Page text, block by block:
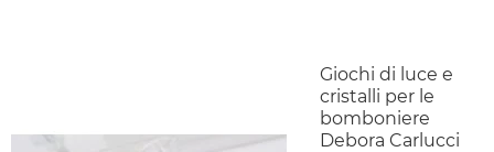
Giochi di luce e
cristalli per le
bomboniere
Debora Carlucci